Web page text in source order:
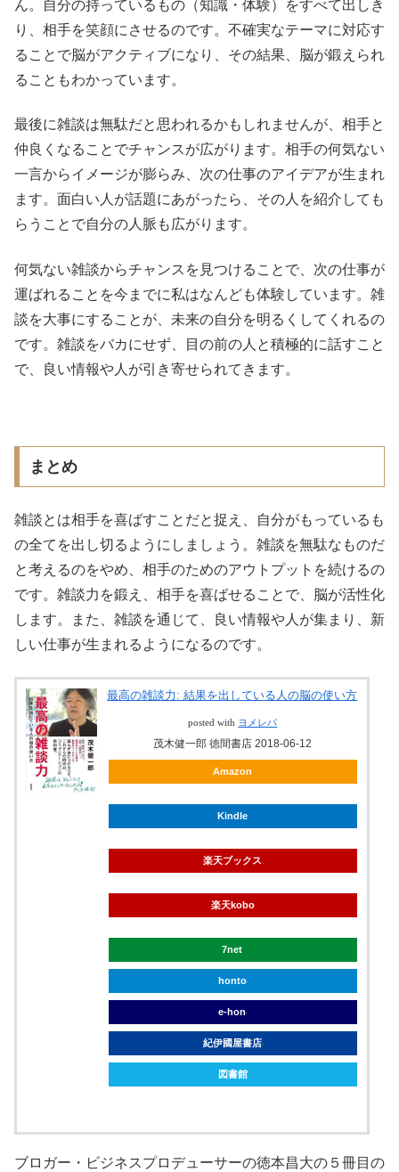
ん。自分の持っているもの（知識・体験）をすべて出しき
り、相手を笑顔にさせるのです。不確実なテーマに対応す
ることで脳がアクティブになり、その結果、脳が鍛えられ
ることもわかっています。
最後に雑談は無駄だと思われるかもしれませんが、相手と
仲良くなることでチャンスが広がります。相手の何気ない
一言からイメージが膨らみ、次の仕事のアイデアが生まれ
ます。面白い人が話題にあがったら、その人を紹介しても
らうことで自分の人脈も広がります。
何気ない雑談からチャンスを見つけることで、次の仕事が
運ばれることを今までに私はなんども体験しています。雑
談を大事にすることが、未来の自分を明るくしてくれるの
です。雑談をバカにせず、目の前の人と積極的に話すこと
で、良い情報や人が引き寄せられてきます。
まとめ
雑談とは相手を喜ばすことだと捉え、自分がもっているも
の全てを出し切るようにしましょう。雑談を無駄なものだ
と考えるのをやめ、相手のためのアウトプットを続けるの
です。雑談力を鍛え、相手を喜ばせることで、脳が活性化
します。また、雑談を通じて、良い情報や人が集まり、新
しい仕事が生まれるようになるのです。
最高の雑談力: 結果を出している人の脳の使い方
posted with ヨメレバ
茂木健一郎 徳間書店 2018-06-12
Amazon
Kindle
楽天ブックス
楽天kobo
7net
honto
e-hon
紀伊國屋書店
図書館
ブロガー・ビジネスプロデューサーの徳本昌大の５冊目の